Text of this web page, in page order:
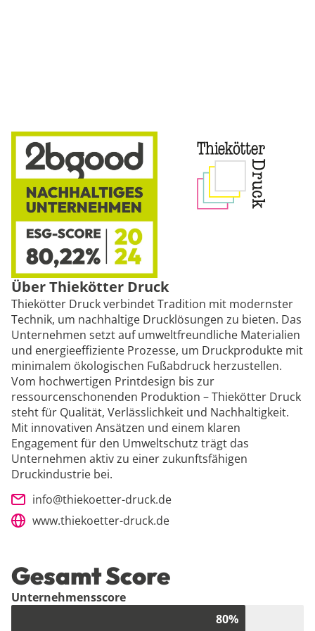
Über Thiekötter Druck
Thiekötter Druck verbindet Tradition mit modernster
Technik, um nachhaltige Drucklösungen zu bieten. Das
Unternehmen setzt auf umweltfreundliche Materialien
und energieeffiziente Prozesse, um Druckprodukte mit
minimalem ökologischen Fußabdruck herzustellen.
Vom hochwertigen Printdesign bis zur
ressourcenschonenden Produktion – Thiekötter Druck
steht für Qualität, Verlässlichkeit und Nachhaltigkeit.
Mit innovativen Ansätzen und einem klaren
Engagement für den Umweltschutz trägt das
Unternehmen aktiv zu einer zukunftsfähigen
Druckindustrie bei.
info@thiekoetter-druck.de
www.thiekoetter-druck.de
Gesamt Score
Unternehmensscore
80%